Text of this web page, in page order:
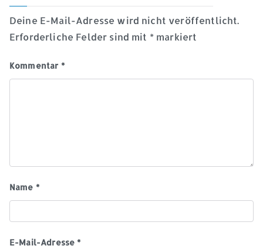
Deine E-Mail-Adresse wird nicht veröffentlicht.
Erforderliche Felder sind mit *markiert
Kommentar *
Name *
E-Mail-Adresse*